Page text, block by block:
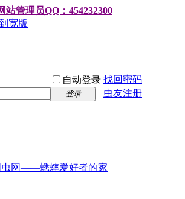
站管理员QQ：454232300
宽版
自动登录 找回密码
登录
虫友注册
虫网——蟋蟀爱好者的家